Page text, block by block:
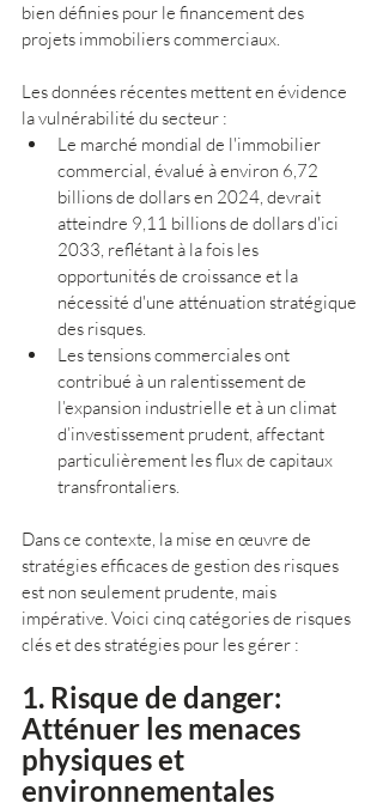
bien définies pour le financement des
projets immobiliers commerciaux.
Les données récentes mettent en évidence
la vulnérabilité du secteur :
Le marché mondial de l'immobilier
commercial, évalué à environ 6,72
billions de dollars en 2024, devrait
atteindre 9,11 billions de dollars d'ici
2033, reflétant à la fois les
opportunités de croissance et la
nécessité d'une atténuation stratégique
des risques.
Les tensions commerciales ont
contribué à un ralentissement de
l’expansion industrielle et à un climat
d’investissement prudent, affectant
particulièrement les flux de capitaux
transfrontaliers.
Dans ce contexte, la mise en œuvre de
stratégies efficaces de gestion des risques
est non seulement prudente, mais
impérative. Voici cinq catégories de risques
clés et des stratégies pour les gérer :
1. Risque de danger:
Atténuer les menaces
physiques et
environnementales